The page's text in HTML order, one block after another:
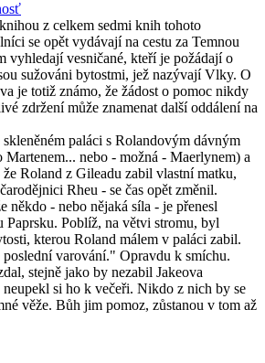
z celkem sedmi knih tohoto
se opět vydávají na cestu za Temnou
vyhledají vesničané, kteří je požádají o
sužováni bytostmi, jež nazývají Vlky. O
je totiž známo, že žádost o pomoc nikdy
zdržení může znamenat další oddálení na
paláci s Rolandovým dávným
Martenem... nebo - možná - Maerlynem) a
Roland z Gileadu zabil vlastní matku,
Rheu - se čas opět změnil.
někdo - nebo nějaká síla - je přenesl
Paprsku. Poblíž, na větvi stromu, byl
kterou Roland málem v paláci zabil.
varování." Opravdu k smíchu.
stejně jako by nezabil Jakeova
neupekl si ho k večeři. Nikdo z nich by se
věže. Bůh jim pomoz, zůstanou v tom až